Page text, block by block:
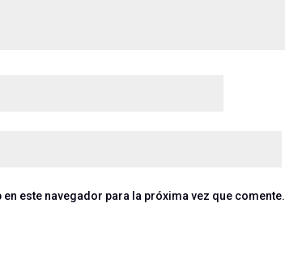
este navegador para la próxima vez que comente.